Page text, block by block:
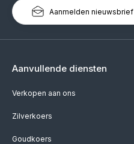
Aanmelden nieuwsbrief
Aanvullende diensten
Verkopen aan ons
Zilverkoers
Goudkoers